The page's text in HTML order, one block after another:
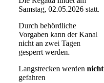
Samstag, 02.05.2026 statt.
Durch behördliche
Vorgaben kann der Kanal
nicht an zwei Tagen
gesperrt werden.
Langstrecken werden nicht
gefahren